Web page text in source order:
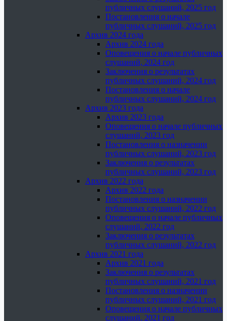
публичных слушаний, 2025 год
Постановления о начале
публичных слушаний, 2025 год
Архив 2024 года
Архив 2024 года
Оповещения о начале публичных
слушаний, 2024 год
Заключения о результатах
публичных слушаний, 2024 год
Постановления о начале
публичных слушаний, 2024 год
Архив 2023 года
Архив 2023 года
Оповещения о начале публичных
слушаний, 2023 год
Постановления о назначении
публичных слушаний, 2023 год
Заключения о результатах
публичных слушаний, 2023 год
Архив 2022 года
Архив 2022 года
Постановления о назначении
публичных слушаний, 2022 год
Оповещения о начале публичных
слушаний, 2022 год
Заключения о результатах
публичных слушаний, 2022 год
Архив 2021 года
Архив 2021 года
Заключения о результатах
публичных слушаний, 2021 год
Постановления о назначении
публичных слушаний, 2021 год
Оповещения о начале публичных
слушаний, 2021 год